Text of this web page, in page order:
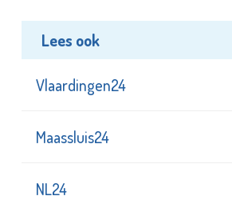
Lees ook
Vlaardingen24
Maassluis24
NL24